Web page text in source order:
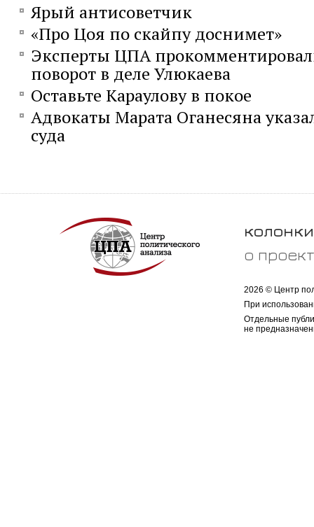
Ярый антисоветчик
«Про Цоя по скайпу доснимет»
Эксперты ЦПА
поворот в деле Улюкаева
Оставьте Караулову в покое
Адвокаты Марата Оганесяна
суда
колонки
о
2026 © Центр
При
Отдельные
не